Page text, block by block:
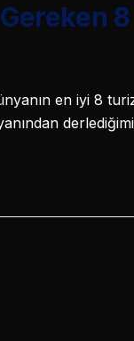
en iyi 8